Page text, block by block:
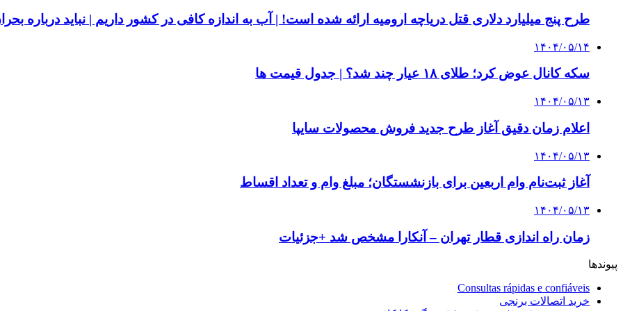
طرح پنج میلیارد دلاری قتل دریاچه ارومیه ارائه شده است! | آب به اندازه کافی در کشور داریم | نباید درباره
۱۴۰۴/۰۵/۱۴
سکه کانال عوض کرد؛ طلای ۱۸ عیار چند شد؟ | جدول قیمت ها
۱۴۰۴/۰۵/۱۳
اعلام زمان دقیق آغاز طرح جدید فروش محصولات سایپا
۱۴۰۴/۰۵/۱۳
آغاز ثبت‌نام وام اربعین برای بازنشستگان؛ مبلغ وام و تعداد اقساط
۱۴۰۴/۰۵/۱۳
زمان راه اندازی قطار تهران – آنکارا مشخص شد +جزئیات
پیوندها
Consultas rápidas e confiáveis
خرید اتصالات برنجی